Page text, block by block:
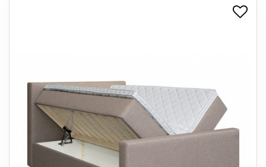
+
OPBEVARING
TÆPPER
ENTREMØBLER